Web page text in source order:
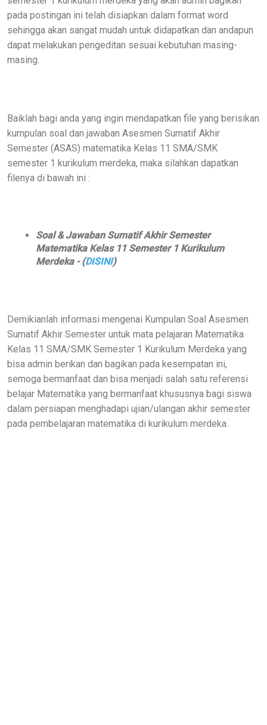
pada postingan ini telah disiapkan dalam format word
sehingga akan sangat mudah untuk didapatkan dan andapun
dapat melakukan pengeditan sesuai kebutuhan masing-
masing.
Baiklah bagi anda yang ingin mendapatkan file yang berisikan
kumpulan soal dan jawaban Asesmen Sumatif Akhir
Semester (ASAS) matematika Kelas 11 SMA/SMK
semester 1 kurikulum merdeka, maka silahkan dapatkan
filenya di bawah ini :
Soal & Jawaban Sumatif Akhir Semester
Matematika Kelas 11 Semester 1 Kurikulum
Merdeka - (DISINI)
Demikianlah informasi mengenai Kumpulan Soal Asesmen
Sumatif Akhir Semester untuk mata pelajaran Matematika
Kelas 11 SMA/SMK Semester 1 Kurikulum Merdeka yang
bisa admin berikan dan bagikan pada kesempatan ini,
semoga bermanfaat dan bisa menjadi salah satu referensi
belajar Matematika yang bermanfaat khususnya bagi siswa
dalam persiapan menghadapi ujian/ulangan akhir semester
pada pembelajaran matematika di kurikulum merdeka.